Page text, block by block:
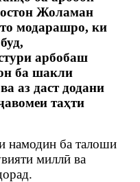
Жоламан
модарашро, ки
арбобаш
ба шакли
аз даст додани
таҳти
намодин ба талоши
миллӣ ва